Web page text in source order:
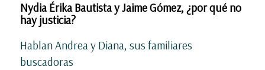
Nydia Érika Bautista y Jaime Gómez, ¿por qué no
hay justicia?
Hablan Andrea y Diana, sus familiares
buscadoras